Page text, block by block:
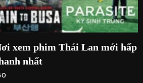
xem phim Thái Lan mới hấp
nhất